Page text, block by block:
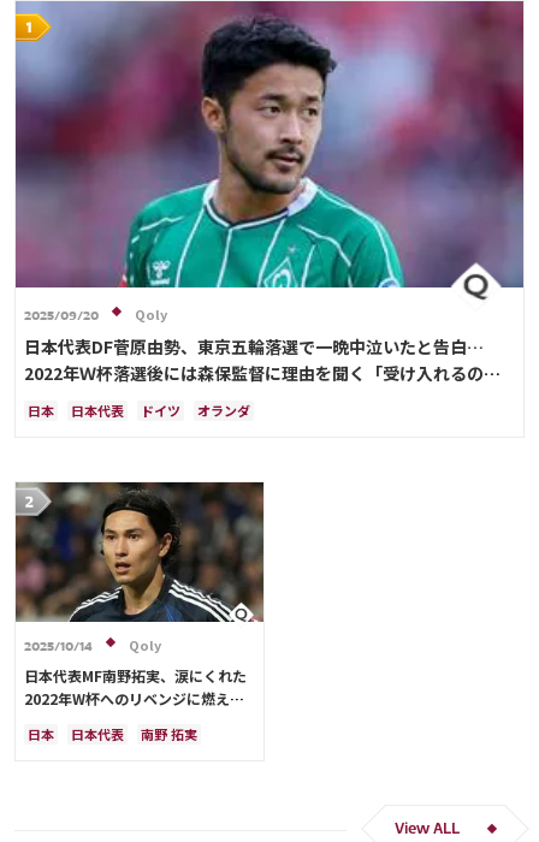
2025/09/20 Qoly
日本代表DF菅原由勢、東京五輪落選で一晩中泣いたと告白…
2022年Ｗ杯落選後には森保監督に理由を聞く「受け入れるのは
難しかった」
日本 日本代表 ドイツ オランダ
2025/10/14 Qoly
日本代表MF南野拓実、涙にくれた
2022年W杯へのリベンジに燃える
ー人生をかけた戦い」
日本 日本代表
南野 拓実
View ALL